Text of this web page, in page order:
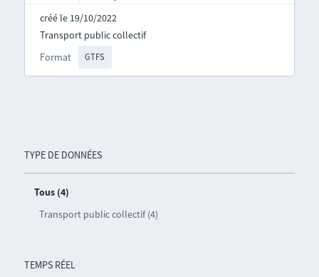
TYPE DE DONNÉES
Tous (4)
Transport public collectif (4)
TEMPS RÉEL
créé le 19/10/2022
Format GTFS
Transport public collectif